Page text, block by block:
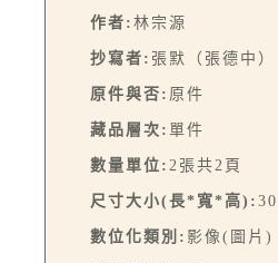
作者: 林宗源
抄寫者: 張默（張德中）
原件與否: 原件
藏品層次: 單件
數量單位: 2張共2頁
尺寸大小(長*寬*高):
數位化類別: 影像(圖片)